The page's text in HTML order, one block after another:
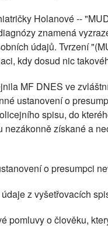
Holanové --
znamená
údajů. Tvrzení
kdy dosud nic
MF DNES ve
ustanovení o
spisu, do
nezákonně získané a
o presumpci
z vyšetřovacích
pomluvy o člověku,